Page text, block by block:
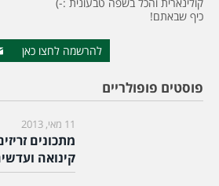
כיף שבאתם!
להרשמה לחצו כאן
פוסטים פופולריים
11 מאי, 2013
מתכונים
קינואה